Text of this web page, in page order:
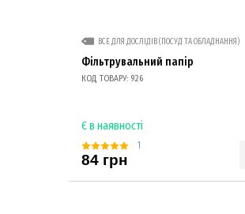
ВСЕ ДЛЯ ДОСЛІДІВ (ПОСУД ТА ОБЛАДНАННЯ)
Фільтрувальний папір
КОД ТОВАРУ: 926
Є в наявності
1
84 грн